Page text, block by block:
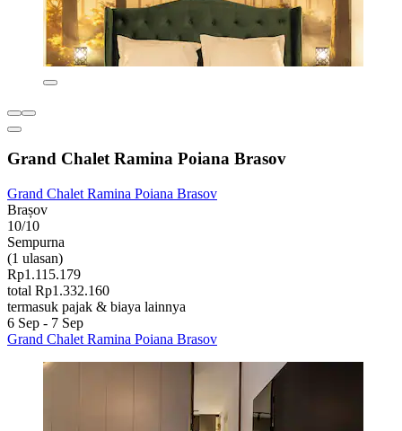
Grand Chalet Ramina Poiana Brasov
Grand Chalet Ramina Poiana Brasov
Brașov
10/10
Sempurna
(1 ulasan)
Rp1.115.179
total Rp1.332.160
termasuk pajak & biaya lainnya
6 Sep - 7 Sep
Grand Chalet Ramina Poiana Brasov